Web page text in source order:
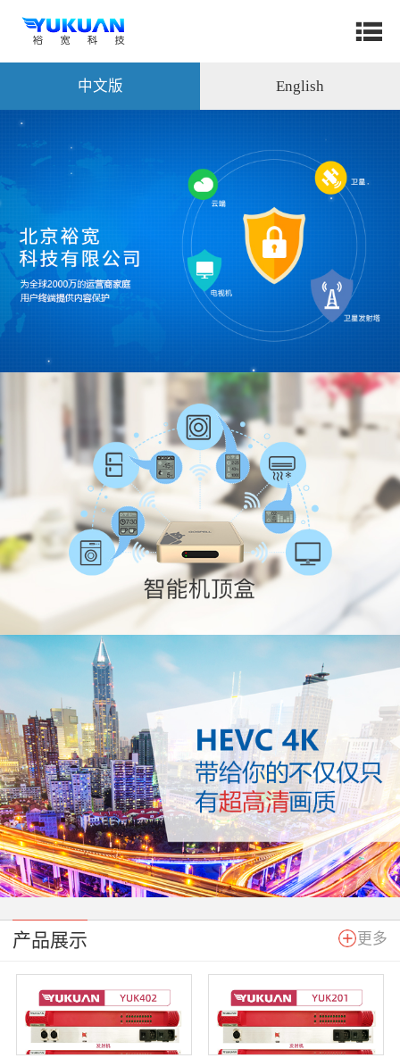
中文版 English
产品展示 更多